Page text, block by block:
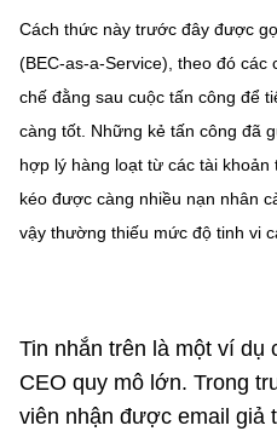
Cách thức này trước đây được
(BEC-as-a-Service), theo đó
chế đằng sau cuộc tấn công để
càng tốt. Những kẻ tấn công đã
hợp lý hàng loạt từ các tài
kéo được càng nhiều nạn nhân
vậy thường thiếu mức độ tinh vi
Tin nhắn trên là một ví dụ
CEO quy mô lớn. Trong
viên nhận được email giả